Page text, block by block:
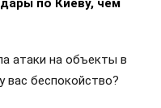
по Киеву, чем
атаки на объекты в
вас беспокойство?